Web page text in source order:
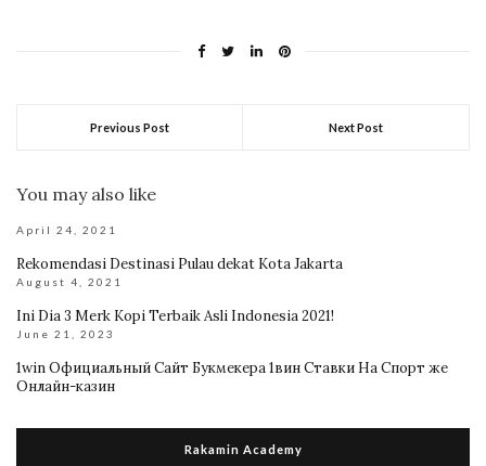
Previous Post Next Post
You may also like
April 24, 2021
Rekomendasi Destinasi Pulau dekat Kota Jakarta
August 4, 2021
Ini Dia 3 Merk Kopi Terbaik Asli Indonesia 2021!
June 21, 2023
1win Официальный Сайт Букмекера 1вин Ставки На Спорт же
Онлайн-казин
Rakamin Academy